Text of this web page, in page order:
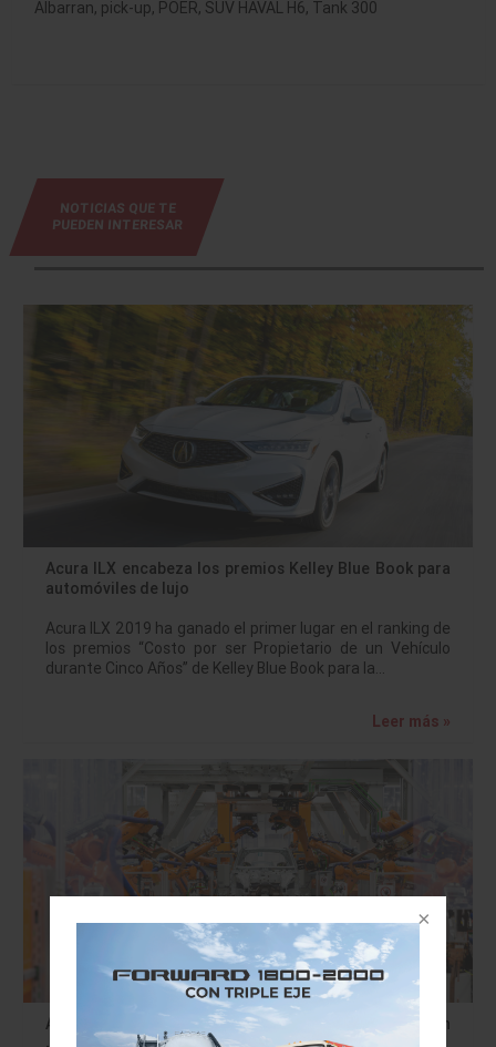
Albarran, pick-up, POER, SUV HAVAL H6, Tank 300
NOTICIAS QUE TE
PUEDEN INTERESAR
Acura ILX encabeza los premios Kelley Blue Book para
automóviles de lujo
Acura ILX 2019 ha ganado el primer lugar en el ranking de
los premios “Costo por ser Propietario de un Vehículo
durante Cinco Años” de Kelley Blue Book para la…
Leer más »
Audi México cumple cinco años produciendo en San